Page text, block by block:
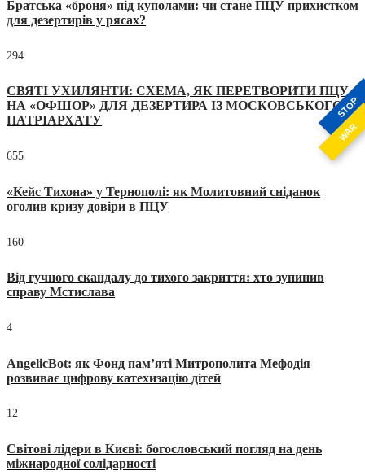
STOP
WAR
Братська «броня» під куполами: чи стане ПЦУ прихистком
для дезертирів у рясах?
294
СВЯТІ УХИЛЯНТИ: СХЕМА, ЯК ПЕРЕТВОРИТИ ПЦУ
НА «ОФШОР» ДЛЯ ДЕЗЕРТИРА ІЗ МОСКОВСЬКОГО
ПАТРІАРХАТУ
655
«Кейс Тихона» у Тернополі: як Молитовний сніданок
оголив кризу довіри в ПЦУ
160
Від гучного скандалу до тихого закриття: хто зупинив
справу Мстислава
4
AngelicBot: як Фонд пам’яті Митрополита Мефодія
розвиває цифрову катехизацію дітей
12
Світові лідери в Києві: богословський погляд на день
міжнародної солідарності